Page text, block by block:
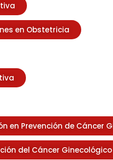
en Obstetricia
en Prevención de Cáncer
del Cáncer Ginecológico